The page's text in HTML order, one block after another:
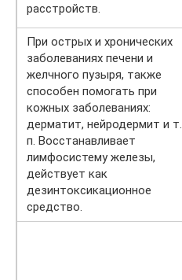
расстройств.
При острых и хронических
заболеваниях печени и
желчного пузыря, также
способен помогать при
кожных заболеваниях:
дерматит, нейродермит и т.
п. Восстанавливает
лимфосистему железы,
действует как
дезинтоксикационное
средство.